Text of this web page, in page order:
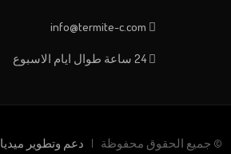
24 ساعة طوال ايام الاسبوع
© جميع الحقوق محفوظة | دعم وتطوير